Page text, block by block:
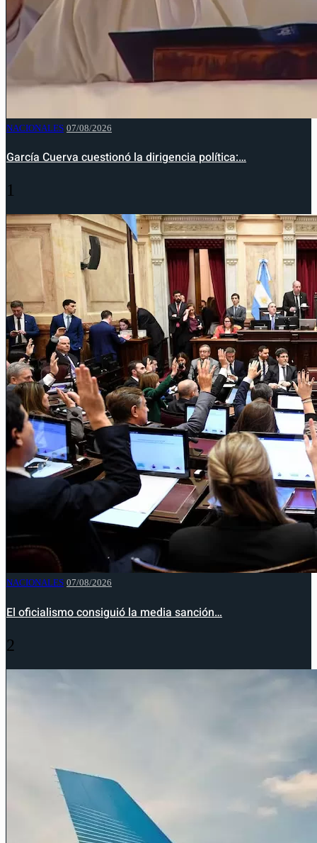
NACIONALES 07/08/2026
García Cuerva cuestionó la dirigencia política:…
1
NACIONALES 07/08/2026
El oficialismo consiguió la media sanción…
2